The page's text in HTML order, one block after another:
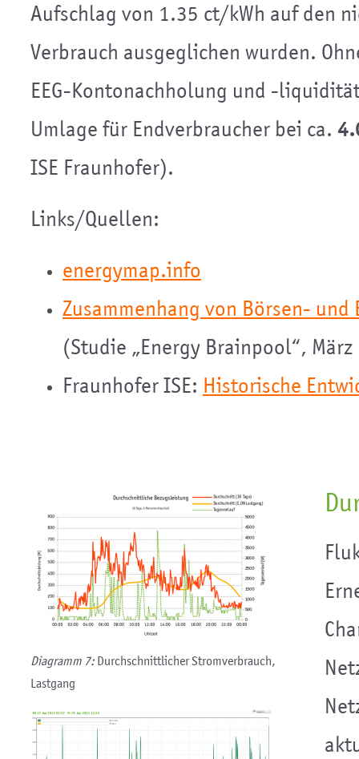
Aufschlag von 1.35 ct/kWh auf den
Verbrauch ausgeglichen wurden.
EEG-Kontonachholung und -
Umlage für Endverbraucher bei ca.
ISE Fraunhofer).
Links/Quellen:
energymap.info
Zusammenhang von Börsen- und
(Studie „Energy Brainpool“,
Fraunhofer ISE: Historische
Diagramm 7:Durchschnittlicher Stromverbrauch,
Lastgang